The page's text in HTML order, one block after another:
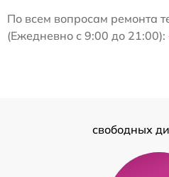
По всем вопросам ремонта
(Ежедневно с 9:00 до 21:00):
свободных